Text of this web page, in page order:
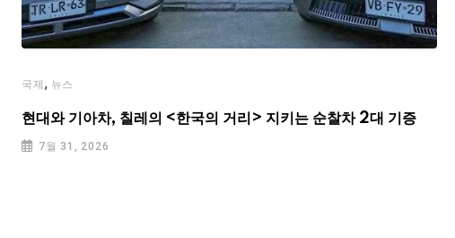
국제 , 뉴스
현대와 기아차, 칠레의 <한국의 거리> 지키는 순찰차 2대 기증
7월 31, 2026